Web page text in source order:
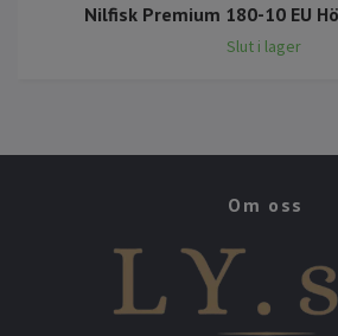
Nilfisk Premium 180-10 EU
Slut i lager
Om oss